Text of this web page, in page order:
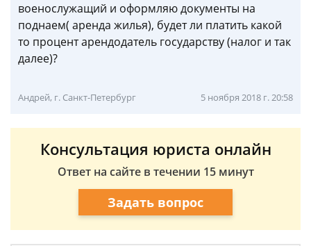
военослужащий и оформляю документы на
поднаем( аренда жилья), будет ли платить какой
то процент арендодатель государству (налог и так
далее)?
Андрей, г. Санкт-Петербург 5 ноября 2018 г. 20:58
Консультация юриста онлайн
Ответ на сайте в течении 15 минут
Задать вопрос